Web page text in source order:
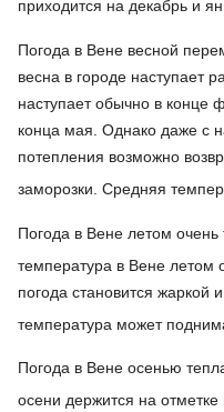
приходится на декабрь и
Погода в Вене весной
весна в городе наступает
наступает обычно в конце
конца мая. Однако даже с
потепления возможно
заморозки. Средняя
Погода в Вене летом
температура в Вене летом
погода становится жаркой
температура может
Погода в Вене осенью
осени держится на отметке